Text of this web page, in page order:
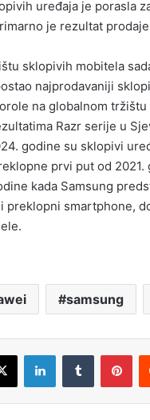
uređaja je porasla
je rezultat
sklopivih mobitela
najprodavaniji
na globalnom
Razr serije u
godine su sklopivi
prvi put od
kada Samsung
preklopni smartphone,
samsung